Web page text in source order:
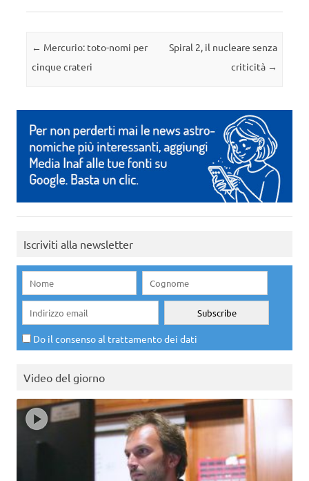
Navigazione articolo
← Mercurio: toto-nomi per
cinque crateri
Spiral 2, il nucleare senza
criticità →
Iscriviti alla newsletter
Do il consenso al trattamento dei dati
Video del giorno